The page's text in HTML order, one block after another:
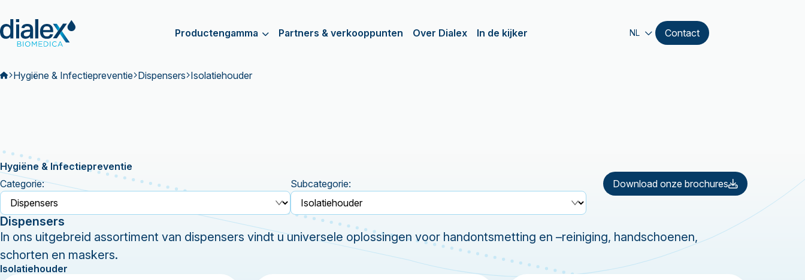
Productengamma Partners & verkooppunten Over Dialex In de kijker NL Contact
Hygiëne & Infectiepreventie Dispensers Isolatiehouder
Hygiëne & Infectiepreventie
Categorie:
Subcategorie: Download onze brochures
Dispensers
In ons uitgebreid assortiment van dispensers vindt u universele oplossingen voor handontsmetting en –reiniging, handschoenen,
schorten en maskers.
Isolatiehouder